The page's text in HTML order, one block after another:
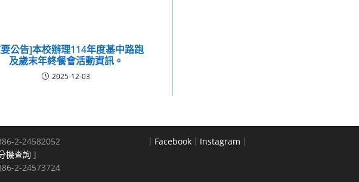
公告]本校辦理114年度基中路跑
及歲末年終餐會活動資訊。
2025-12-03
2-24582052
機查詢 ]
2-24573724
｜ Facebook ｜ Instagram ｜